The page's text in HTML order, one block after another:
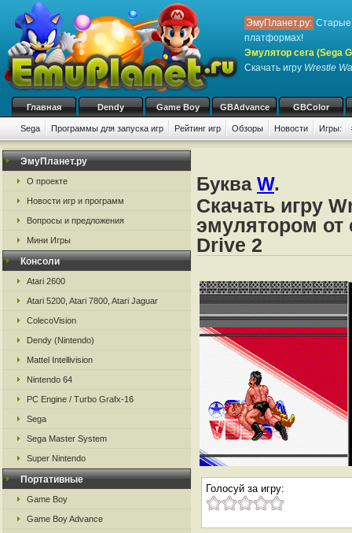
ЭмуПланет.ру: Старые
платформах!
Эмулятор сега (Sega
Скачать игру Wrestle
Главная Dendy Game Boy GBAdvance GBColor
Sega Программы для запуска игр Рейтинг игр Обзоры Новости Игры:
ЭмуПланет.ру
О проекте
Новости игр и программ
Вопросы и предложения
Мини Игры
Консоли
Atari 2600
Atari 5200, Atari 7800, Atari Jaguar
ColecoVision
Dendy (Nintendo)
Mattel Intellivision
Nintendo 64
PC Engine / Turbo Grafx-16
Sega
Sega Master System
Super Nintendo
Портативные
Game Boy
Game Boy Advance
Буква W.
Скачать игру
эмулятором от
Drive 2
Голосуй за игру: